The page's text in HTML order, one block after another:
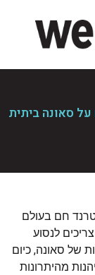
סאונה ביתית
חם בעולם
לנסוע
של סאונה, כיום
מהיתרונות